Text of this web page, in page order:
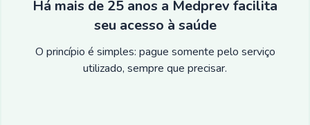
Há mais de 25 anos a Medprev facilita
seu acesso à saúde
O princípio é simples: pague somente pelo serviço
utilizado, sempre que precisar.